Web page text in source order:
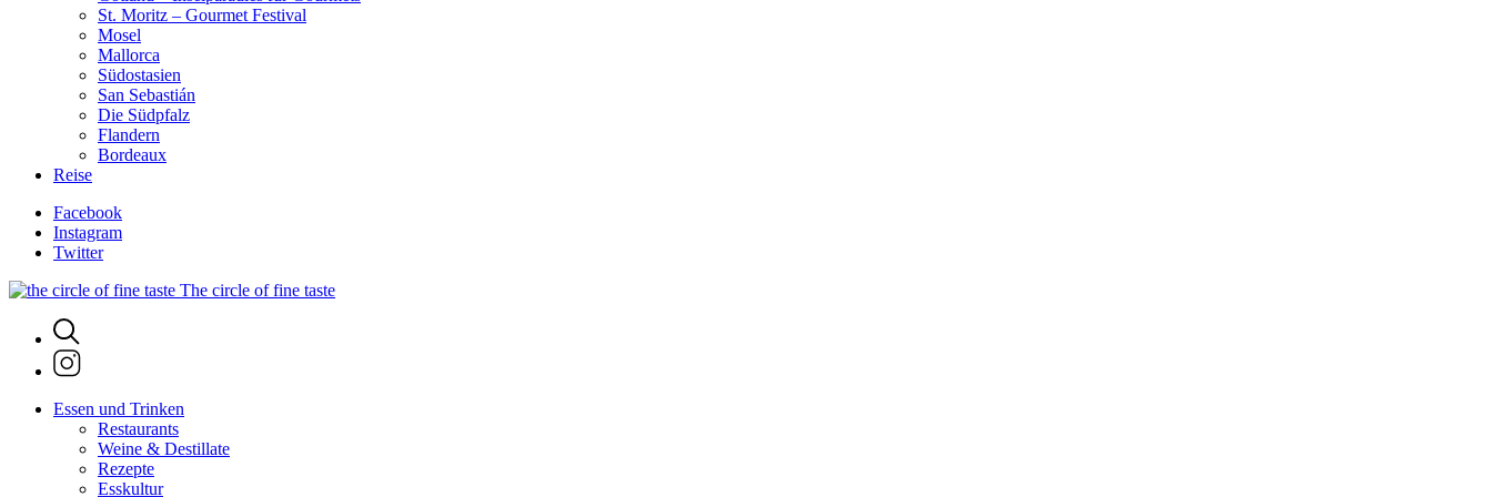
St. Moritz – Gourmet Festival
Mosel
Mallorca
Südostasien
San Sebastián
Die Südpfalz
Flandern
Bordeaux
Reise
Facebook
Instagram
Twitter
The circle of fine taste
Essen und Trinken
Restaurants
Weine & Destillate
Rezepte
Esskultur